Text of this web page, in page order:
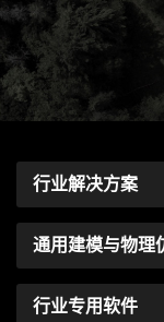
行业解决方案
通用建模与物理
行业专用软件